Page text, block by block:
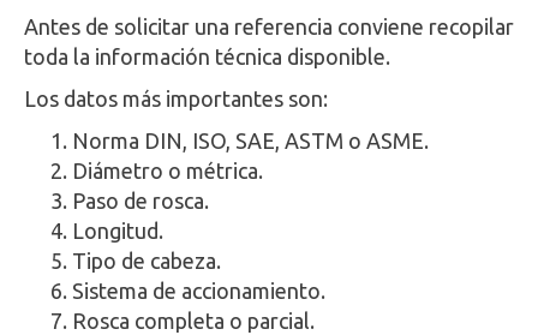
Antes de solicitar una referencia conviene recopilar
toda la información técnica disponible.
Los datos más importantes son:
Norma DIN, ISO, SAE, ASTM o ASME.
Diámetro o métrica.
Paso de rosca.
Longitud.
Tipo de cabeza.
Sistema de accionamiento.
Rosca completa o parcial.